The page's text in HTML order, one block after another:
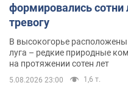
формировались сотни
тревогу
В высокогорье
луга – редкие природные
на протяжении сотен лет
5.08.2026 23:00 1,6 т.